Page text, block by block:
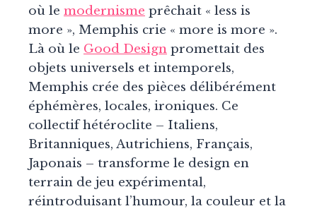
où le modernisme prêchait « less is
more », Memphis crie « more is more ».
Là où le Good Design promettait des
objets universels et intemporels,
Memphis crée des pièces délibérément
éphémères, locales, ironiques. Ce
collectif hétéroclite – Italiens,
Britanniques, Autrichiens, Français,
Japonais – transforme le design en
terrain de jeu expérimental,
réintroduisant l’humour, la couleur et la